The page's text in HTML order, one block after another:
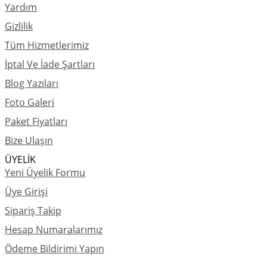
Yardım
Gizlilik
Tüm Hizmetlerimiz
İptal Ve İade Şartları
Blog Yazıları
Foto Galeri
Paket Fiyatları
Bize Ulaşın
ÜYELİK
Yeni Üyelik Formu
Üye Girişi
Sipariş Takip
Hesap Numaralarımız
Ödeme Bildirimi Yapın